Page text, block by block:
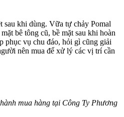
sau khi dùng. Vữa tự chảy Pomal
bê tông cũ, bề mặt sau khi hoàn
phục vụ chu đáo, hỏi gì cũng giải
nên mua để xử lý các vị trí cần
mua hàng tại Công Ty Phương